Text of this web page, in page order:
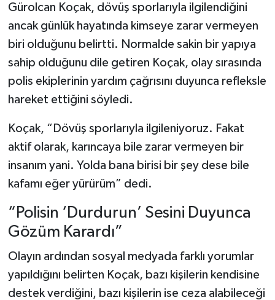
Gürolcan Koçak, dövüş sporlarıyla ilgilendiğini
ancak günlük hayatında kimseye zarar vermeyen
biri olduğunu belirtti. Normalde sakin bir yapıya
sahip olduğunu dile getiren Koçak, olay sırasında
polis ekiplerinin yardım çağrısını duyunca refleksle
hareket ettiğini söyledi.
Koçak, “Dövüş sporlarıyla ilgileniyoruz. Fakat
aktif olarak, karıncaya bile zarar vermeyen bir
insanım yani. Yolda bana birisi bir şey dese bile
kafamı eğer yürürüm” dedi.
“Polisin ‘Durdurun’ Sesini Duyunca
Gözüm Karardı”
Olayın ardından sosyal medyada farklı yorumlar
yapıldığını belirten Koçak, bazı kişilerin kendisine
destek verdiğini, bazı kişilerin ise ceza alabileceği